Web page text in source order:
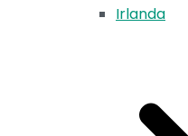
Irlanda